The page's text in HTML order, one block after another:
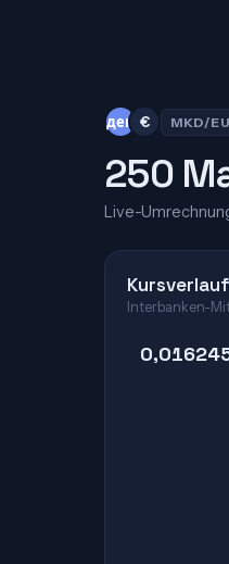
ден € MKD/
250
Live-
Kursverlauf
Interbanken-